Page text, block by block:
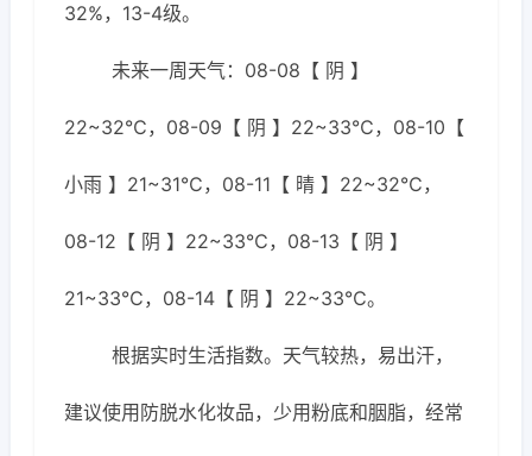
32%，13-4级。
未来一周天气：08-08【 阴 】
22~32℃，08-09【 阴 】22~33℃，08-10【
小雨 】21~31℃，08-11【 晴 】22~32℃，
08-12【 阴 】22~33℃，08-13【 阴 】
21~33℃，08-14【 阴 】22~33℃。
根据实时生活指数。天气较热，易出汗，
建议使用防脱水化妆品，少用粉底和胭脂，经常